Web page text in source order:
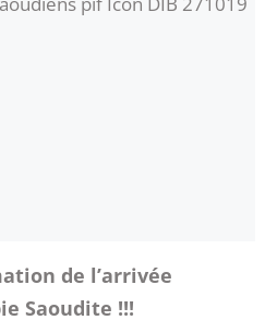
de l’arrivée
Saoudite !!!